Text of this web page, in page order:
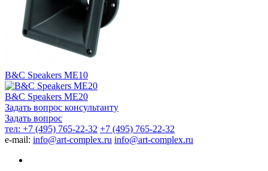
B&C Speakers ME10
B&C Speakers ME20
Задать вопрос консультанту
Задать вопрос
тел: +7 (495) 765-22-32 +7 (495) 765-22-32
e-mail: info@art-complex.ru info@art-complex.ru